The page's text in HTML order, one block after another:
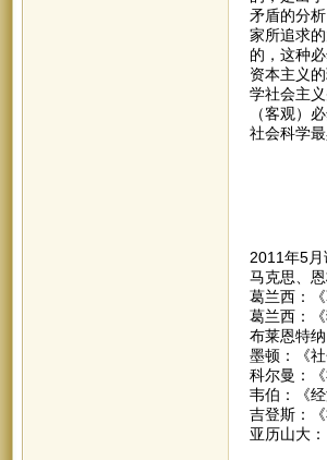
矛盾的分
家所追求
的，这种
资本主义
学社会主
（客观）
社会科学最
2011年5月
马克思、
葛兰西：《
葛兰西：《
布莱恩特
墨顿：《
科尔曼：
韦伯：《
吉登斯：
亚历山大